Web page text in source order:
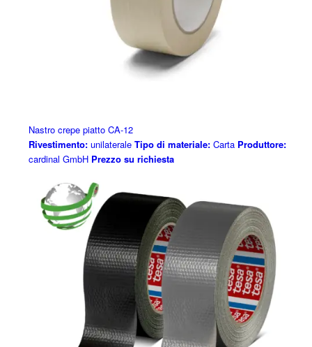
Nastro crepe piatto CA-12
Rivestimento:unilaterale Tipo di materiale:Carta Produttore:
cardinal GmbH Prezzo su richiesta